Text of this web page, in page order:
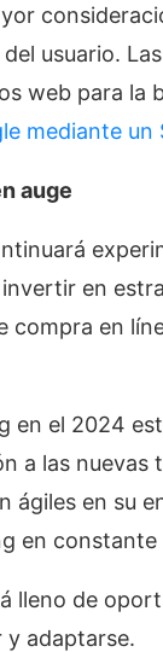
usuario.
web para la
mediante un
auge
en
compra en
en el 2024
a las nuevas
ágiles en su
en constante
lleno de
y adaptarse.